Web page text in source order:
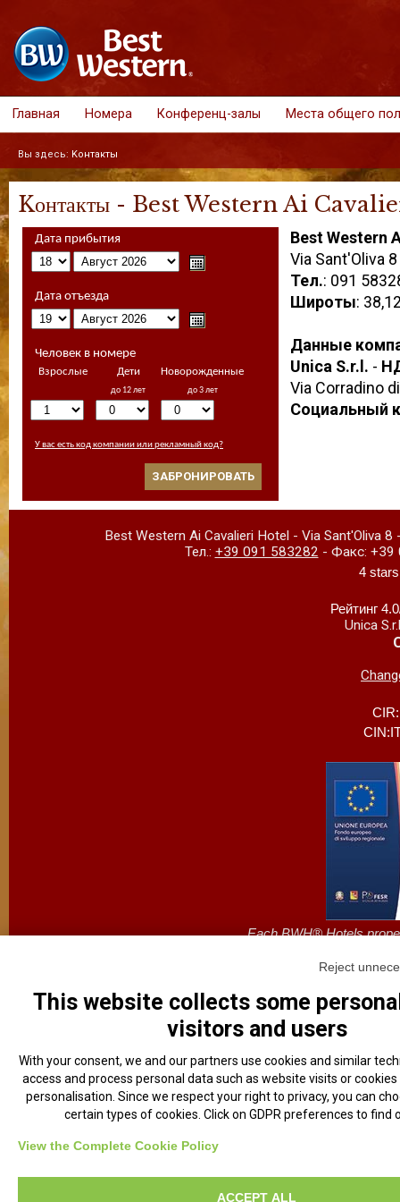
Главная Номера Конференц-залы Места общего
Вы здесь: Kонтакты
Kонтакты - Best Western Ai
Дата прибытия
Дата отъезда
Человек в номере
Взрослые Дети Новорожденные
до 12 лет до 3 лет
У вас есть код компании или рекламный код?
ЗАБРОНИРОВАТЬ
Best Western
Via Sant'Oliva
Тел.: 091
Широты:
Данные
Unica S.r.l. -
Via Corradino
Социальный
Best Western Ai Cavalieri Hotel- Via Sant'Oliva 8
Тел.: +39 091 583282 - Факс: +39
4
Рейтинг
Unica
Each BWH® Hotels
Reject
This website collects some
visitors and users
With your consent, we and our partners use cookies and similar
access and process personal data such as website visits or
personalisation. Since we respect your right to privacy, you can
certain types of cookies. Click on GDPR preferences to find
View the Complete Cookie Policy
ACCEPT ALL